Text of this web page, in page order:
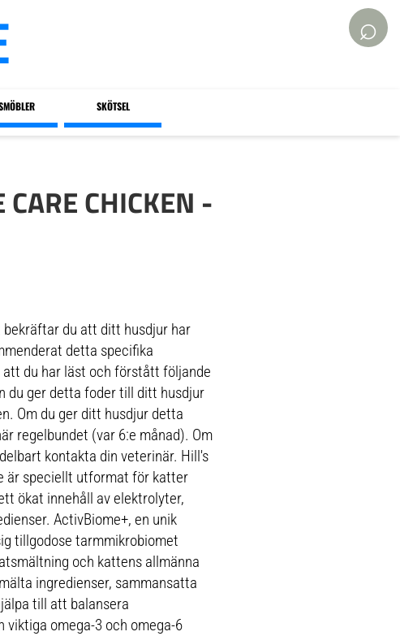
⌕
SKÖTSEL
CHICKEN -
du att ditt husdjur har
detta specifika
du har läst och förstått följande
du ger detta foder till ditt husdjur
Om du ger ditt husdjur detta
regelbundet (var 6:e månad). Om
kontakta din veterinär. Hill's
är speciellt utformat för katter
ökat innehåll av elektrolyter,
ActivBiome+, en unik
tillgodose tarmmikrobiomet
och kattens allmänna
ingredienser, sammansatta
till att balansera
omega-3 och omega-6